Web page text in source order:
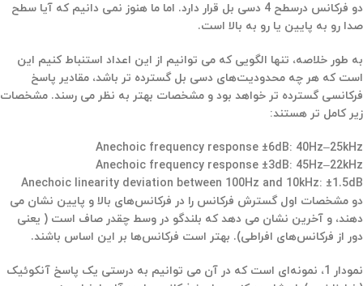
دو فرکانس درسطح 4 دسی بل قرار دارد. اما ما هنوز نمی دانیم که آیا سطح
صدا رو به پایین یا رو به بالا است.
به طور خلاصه، تنها الگویی که می توانیم از این اعداد استنباط کنیم این
است که هر چه محدودیت‌های دسی بل گسترده تر باشد، مقادیر پاسخ
فرکانسی گسترده تر خواهد بود و مشخصات بهتر به نظر می رسند. مشخصات
زیر کامل تر هستند:
Anechoic frequency response ±6dB: 40Hz–25kHz
Anechoic frequency response ±3dB: 45Hz–22kHz
Anechoic linearity deviation between 100Hz and 10kHz: ±1.5dB
دو مشخصات اول گسترش فرکانس را در فرکانس‌های بالا و پایین نشان می
دهند، و آخرین نشان می دهد که بلندگو در وسط چقدر صاف است ( یعنی
دور از فرکانس‌های افراطی). بهتر است فرکانس‌ها بر این اساس باشند.
نمودار 1، نمونه‌ای است که در آن می توانیم به درستی یک پاسخ آنکوئیک